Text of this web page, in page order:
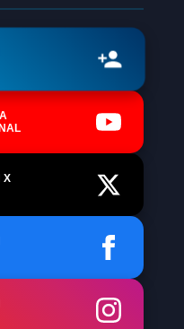
X